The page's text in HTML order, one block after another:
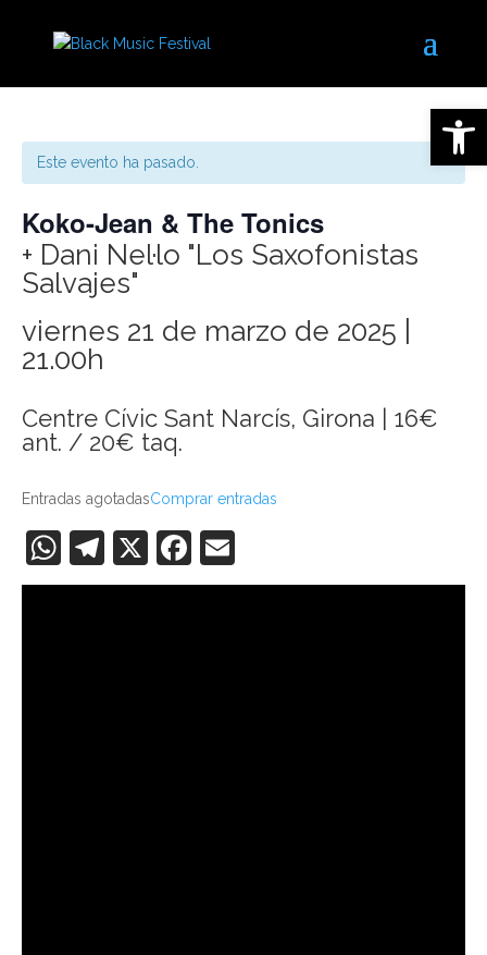
Este evento ha pasado.
Koko-Jean & The Tonics
+ Dani Nel·lo "Los Saxofonistas
Salvajes"
viernes 21 de marzo de 2025 |
21.00h
Centre Cívic Sant Narcís, Girona | 16€
ant. / 20€ taq.
Entradas agotadasComprar entradas
WhatsApp
Telegram
X Facebook
Abrir